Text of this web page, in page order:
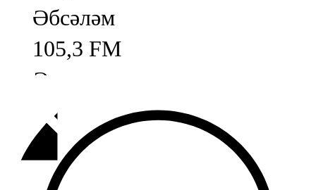
Әбсәләм
105,3 FM
Әлмәт
92,9 FM
Базарлы матак
107,1 FM